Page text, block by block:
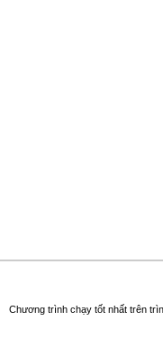
Chương trình chạy tốt nhất trên